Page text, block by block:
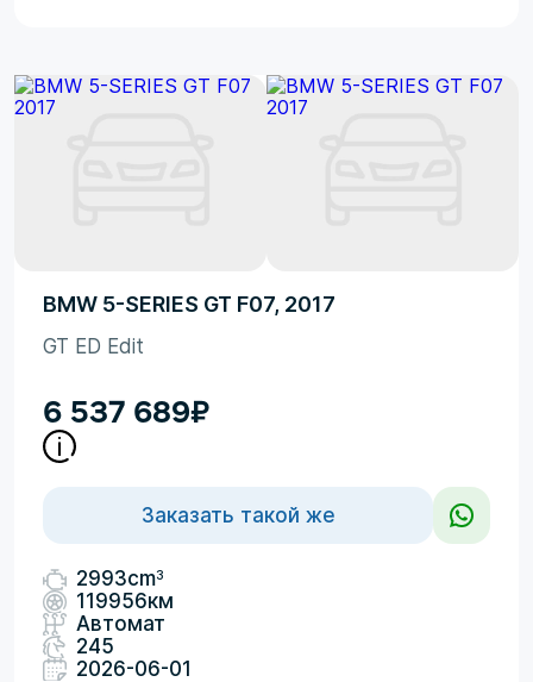
BMW 5-SERIES GT F07, 2017
GT ED Edit
6 537 689₽
Заказать такой же
2993cm3
119956км
Автомат
245
2026-06-01